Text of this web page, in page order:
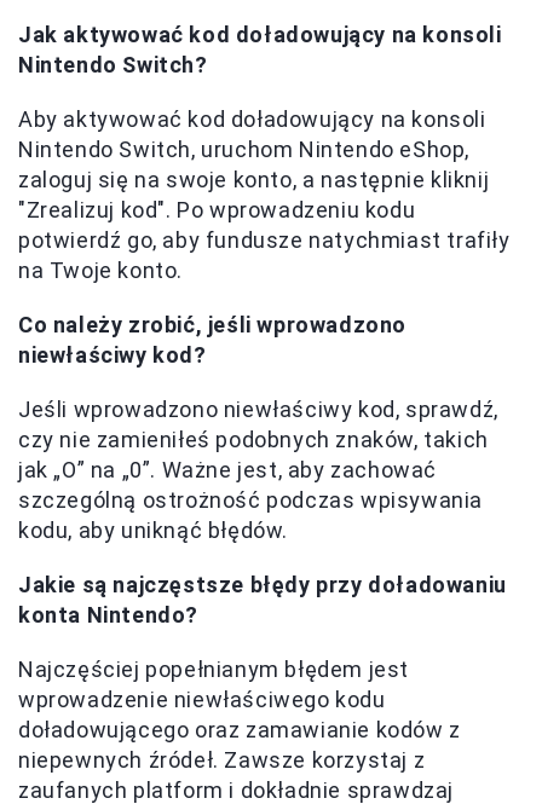
Jak aktywować kod doładowujący na konsoli
Nintendo Switch?
Aby aktywować kod doładowujący na konsoli
Nintendo Switch, uruchom Nintendo eShop,
zaloguj się na swoje konto, a następnie kliknij
"Zrealizuj kod". Po wprowadzeniu kodu
potwierdź go, aby fundusze natychmiast trafiły
na Twoje konto.
Co należy zrobić, jeśli wprowadzono
niewłaściwy kod?
Jeśli wprowadzono niewłaściwy kod, sprawdź,
czy nie zamieniłeś podobnych znaków, takich
jak „O” na „0”. Ważne jest, aby zachować
szczególną ostrożność podczas wpisywania
kodu, aby uniknąć błędów.
Jakie są najczęstsze błędy przy doładowaniu
konta Nintendo?
Najczęściej popełnianym błędem jest
wprowadzenie niewłaściwego kodu
doładowującego oraz zamawianie kodów z
niepewnych źródeł. Zawsze korzystaj z
zaufanych platform i dokładnie sprawdzaj